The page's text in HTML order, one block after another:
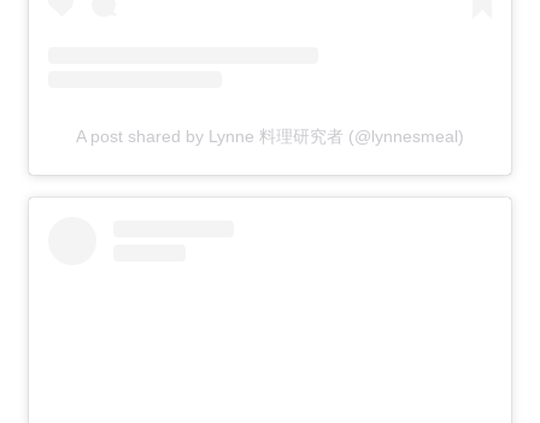
A post shared by Lynne 料理研究者 (@lynnesmeal)